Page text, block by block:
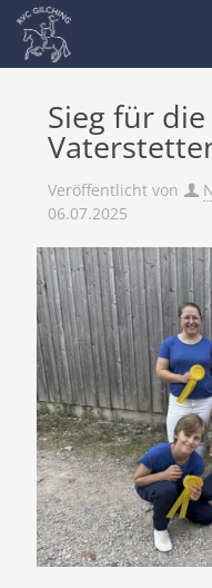
Sieg für die
Veröffentlicht von
06.07.2025